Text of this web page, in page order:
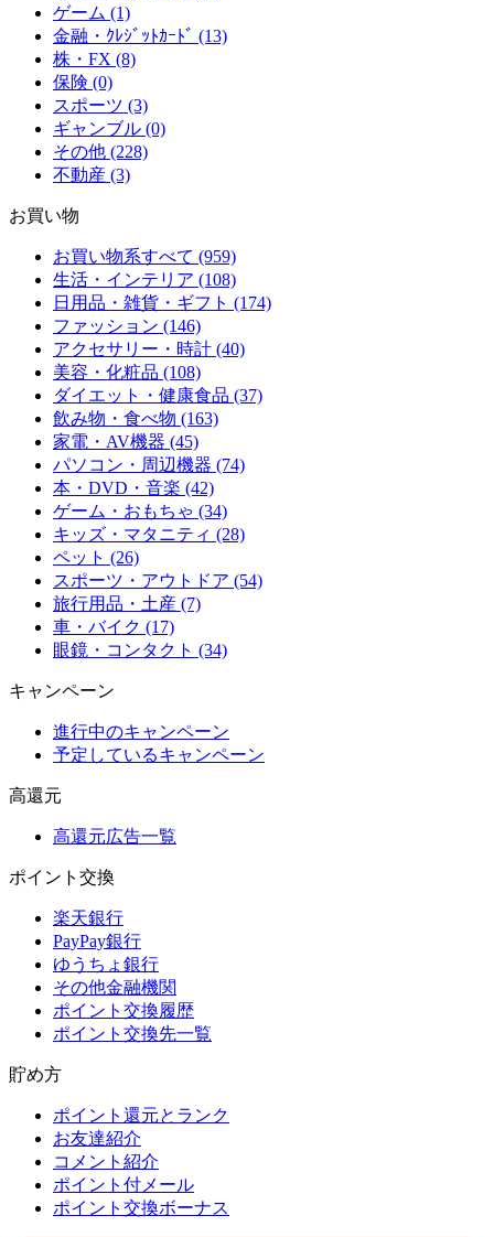
ゲーム (1)
金融・ｸﾚｼﾞｯﾄｶｰﾄﾞ (13)
株・FX (8)
保険 (0)
スポーツ (3)
ギャンブル (0)
その他 (228)
不動産 (3)
お買い物
お買い物系すべて (959)
生活・インテリア (108)
日用品・雑貨・ギフト (174)
ファッション (146)
アクセサリー・時計 (40)
美容・化粧品 (108)
ダイエット・健康食品 (37)
飲み物・食べ物 (163)
家電・AV機器 (45)
パソコン・周辺機器 (74)
本・DVD・音楽 (42)
ゲーム・おもちゃ (34)
キッズ・マタニティ (28)
ペット (26)
スポーツ・アウトドア (54)
旅行用品・土産 (7)
車・バイク (17)
眼鏡・コンタクト (34)
キャンペーン
進行中のキャンペーン
予定しているキャンペーン
高還元
高還元広告一覧
ポイント交換
楽天銀行
PayPay銀行
ゆうちょ銀行
その他金融機関
ポイント交換履歴
ポイント交換先一覧
貯め方
ポイント還元とランク
お友達紹介
コメント紹介
ポイント付メール
ポイント交換ボーナス